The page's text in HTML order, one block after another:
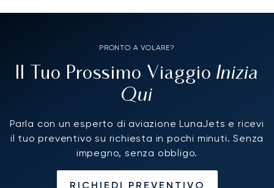
PRONTO A VOLARE?
Il Tuo Prossimo Viaggio Inizia
Qui
Parla con un esperto di aviazione LunaJets e ricevi
il tuo preventivo su richiesta in pochi minuti. Senza
impegno, senza obbligo.
RICHIEDI PREVENTIVO